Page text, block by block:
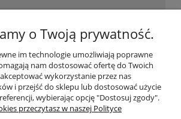
KATEGORIE
POMOC
MOJE KONTO
o Twoją prywatność.
im technologie umożliwiają poprawne
nam dostosować ofertę do Twoich
wykorzystanie przez nas
i przejść do sklepu lub dostosować użycie
wybierając opcję "Dostosuj zgody".
przeczytasz w naszej Polityce